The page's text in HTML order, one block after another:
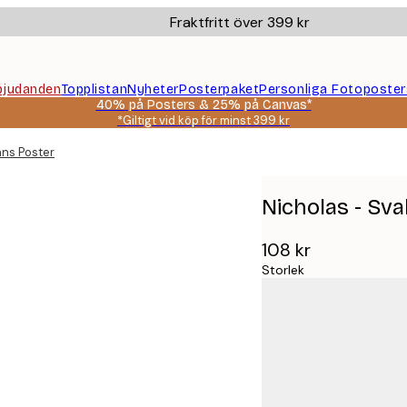
Fraktfritt över 399 kr
TopplistanNyheterPosterpaketPersonliga
40% på Posters & 25% på Canvas*
*Giltigt vid köp för minst 399 kr
Poster
Nicholas -
108 kr
Storlek